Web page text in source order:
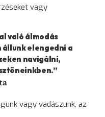
vagy
való álmodás
állunk elengedni a
navigálni,
vagy vadászunk, az